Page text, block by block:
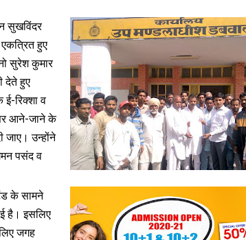
सुखविंदर
हुए
सुरेश कुमार
देते हुए
रिक्शा व
आने-जाने के
उन्होंने
पसंद व
के सामने
है। इसलिए
जगह